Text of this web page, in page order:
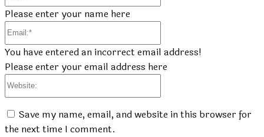
Please enter your name here
You have entered an incorrect email address!
Please enter your email address here
Save my name, email, and website in this browser for
the next time I comment.